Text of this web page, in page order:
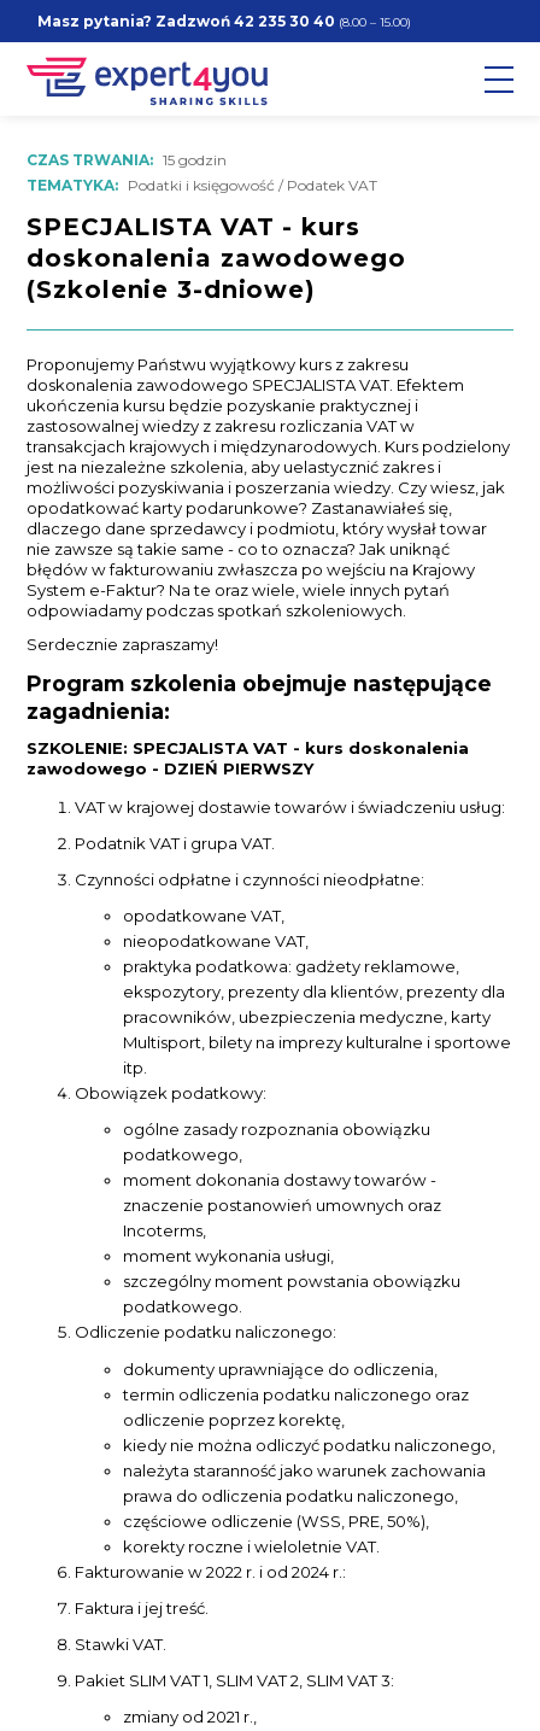
Masz pytania? Zadzwoń42 235 30 40 (8.00 – 15.00)
CZAS TRWANIA: 15 godzin
TEMATYKA: Podatki i księgowość / Podatek VAT
SPECJALISTA VAT - kurs
doskonalenia zawodowego
(Szkolenie 3-dniowe)
Proponujemy Państwu wyjątkowy kurs z zakresu
doskonalenia zawodowego SPECJALISTA VAT. Efektem
ukończenia kursu będzie pozyskanie praktycznej i
zastosowalnej wiedzy z zakresu rozliczania VAT w
transakcjach krajowych i międzynarodowych. Kurs podzielony
jest na niezależne szkolenia, aby uelastycznić zakres i
możliwości pozyskiwania i poszerzania wiedzy. Czy wiesz, jak
opodatkować karty podarunkowe? Zastanawiałeś się,
dlaczego dane sprzedawcy i podmiotu, który wysłał towar
nie zawsze są takie same - co to oznacza? Jak uniknąć
błędów w fakturowaniu zwłaszcza po wejściu na Krajowy
System e-Faktur? Na te oraz wiele, wiele innych pytań
odpowiadamy podczas spotkań szkoleniowych.
Serdecznie zapraszamy!
Program szkolenia obejmuje następujące
zagadnienia:
SZKOLENIE: SPECJALISTA VAT - kurs doskonalenia
zawodowego - DZIEŃ PIERWSZY
VAT w krajowej dostawie towarów i świadczeniu usług:
Podatnik VAT i grupa VAT.
Czynności odpłatne i czynności nieodpłatne:
opodatkowane VAT,
nieopodatkowane VAT,
praktyka podatkowa: gadżety reklamowe,
ekspozytory, prezenty dla klientów, prezenty dla
pracowników, ubezpieczenia medyczne, karty
Multisport, bilety na imprezy kulturalne i sportowe
itp.
Obowiązek podatkowy:
ogólne zasady rozpoznania obowiązku
podatkowego,
moment dokonania dostawy towarów -
znaczenie postanowień umownych oraz
Incoterms,
moment wykonania usługi,
szczególny moment powstania obowiązku
podatkowego.
Odliczenie podatku naliczonego:
dokumenty uprawniające do odliczenia,
termin odliczenia podatku naliczonego oraz
odliczenie poprzez korektę,
kiedy nie można odliczyć podatku naliczonego,
należyta staranność jako warunek zachowania
prawa do odliczenia podatku naliczonego,
częściowe odliczenie (WSS, PRE, 50%),
korekty roczne i wieloletnie VAT.
Fakturowanie w 2022 r. i od 2024 r.:
Faktura i jej treść.
Stawki VAT.
Pakiet SLIM VAT 1, SLIM VAT 2, SLIM VAT 3:
zmiany od 2021 r.,